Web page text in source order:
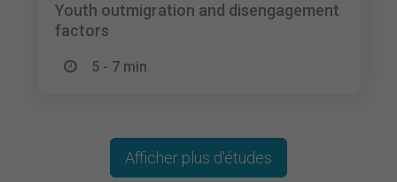
Youth outmigration and disengagement
factors
5 - 7 min
Afficher plus d'études